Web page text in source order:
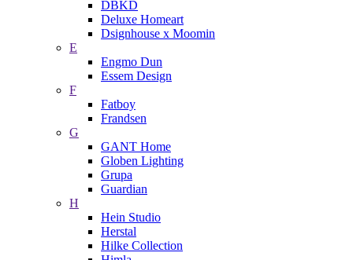
DBKD
Deluxe Homeart
Dsignhouse x Moomin
E
Engmo Dun
Essem Design
F
Fatboy
Frandsen
G
GANT Home
Globen Lighting
Grupa
Guardian
H
Hein Studio
Herstal
Hilke Collection